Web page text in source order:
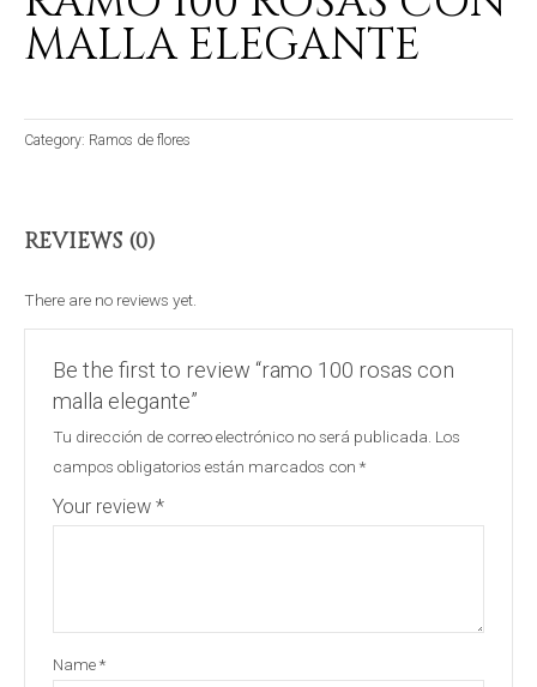
MALLA ELEGANTE
Category: Ramos de flores
REVIEWS (0)
There are no reviews yet.
Be the first to review “ramo 100 rosas con
malla elegante”
Tu dirección de correo electrónico no será publicada. Los
campos obligatorios están marcados con *
Your review *
Name*